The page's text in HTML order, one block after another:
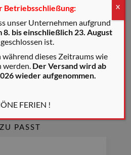
PASST
Betriebsschließung:
unser Unternehmen aufgrund
8. bis einschließlich 23. August
geschlossen ist.
dieses Zeitraums wie
werden. Der Versand wird ab
wieder aufgenommen.
FERIEN !
X